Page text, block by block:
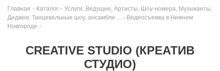
Главная - Каталог - Услуги: Ведущие, Артисты, Шоу-номера, Музыканты,
Диджеи, Танцевальные шоу, ансамбли ...
- Видеосъемка в Нижнем
Новгороде -
CREATIVE STUDIO (КРЕАТИВ
СТУДИО)